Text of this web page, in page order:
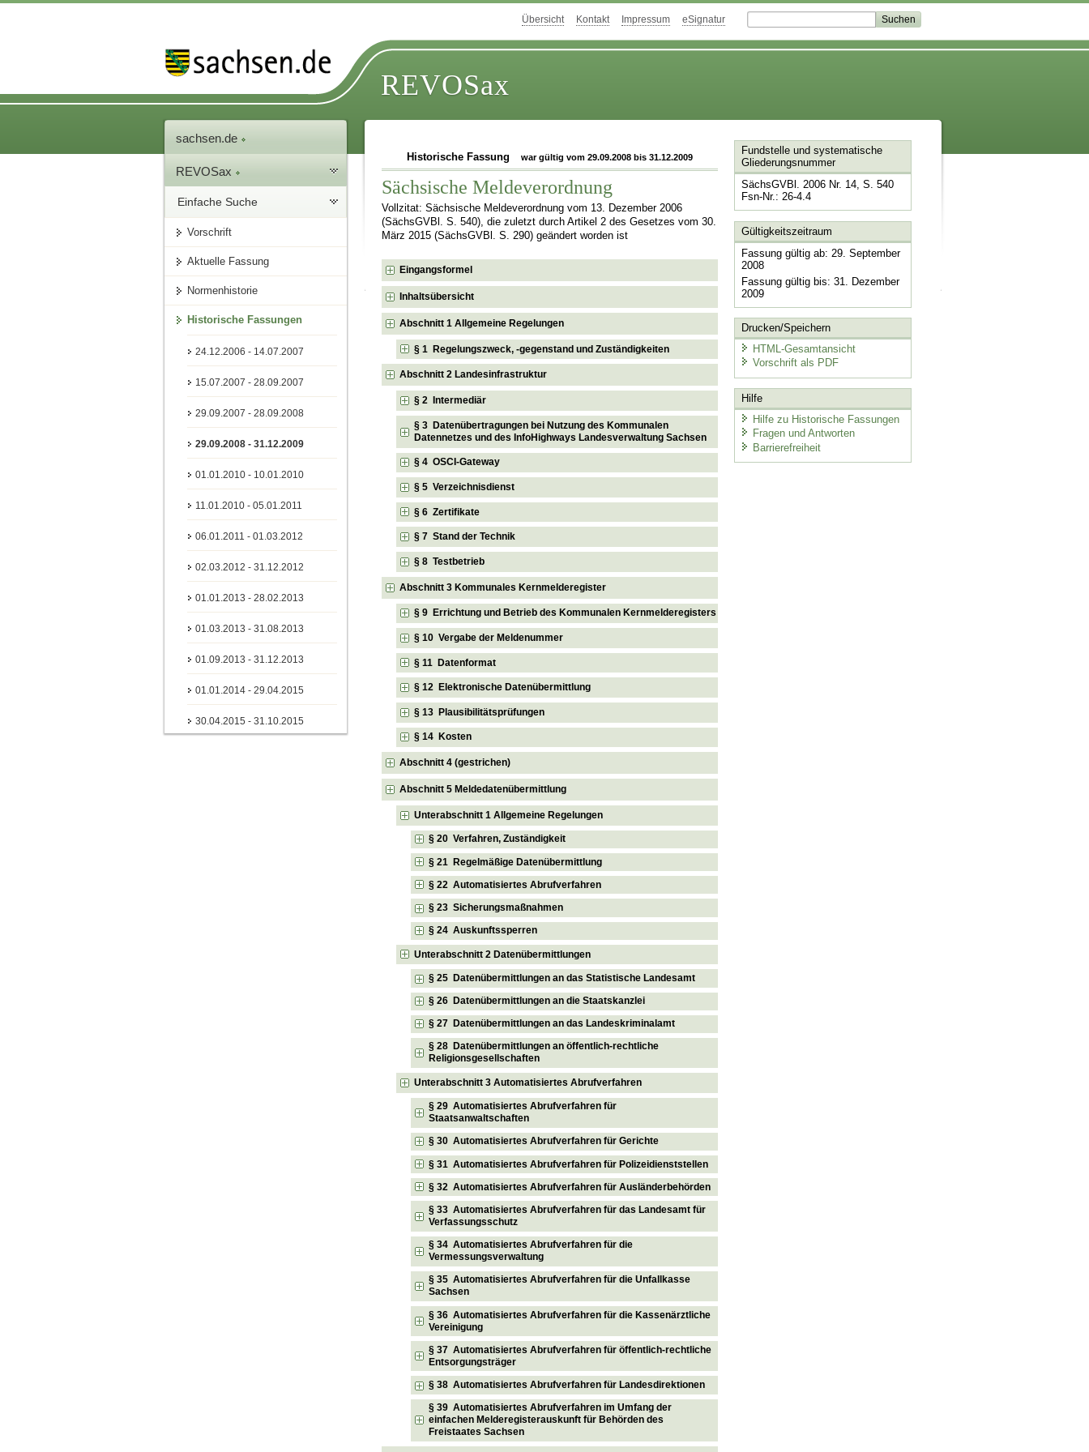
Übersicht Kontakt Impressum eSignatur
REVOSax
sachsen.de
REVOSax
Einfache Suche
Vorschrift
Aktuelle Fassung
Normenhistorie
Historische Fassungen
24.12.2006 - 14.07.2007
15.07.2007 - 28.09.2007
29.09.2007 - 28.09.2008
29.09.2008 - 31.12.2009
01.01.2010 - 10.01.2010
11.01.2010 - 05.01.2011
06.01.2011 - 01.03.2012
02.03.2012 - 31.12.2012
01.01.2013 - 28.02.2013
01.03.2013 - 31.08.2013
01.09.2013 - 31.12.2013
01.01.2014 - 29.04.2015
30.04.2015 - 31.10.2015
Historische Fassung war gültig vom 29.09.2008 bis 31.12.2009
Sächsische Meldeverordnung
Vollzitat: Sächsische Meldeverordnung vom 13. Dezember 2006
(SächsGVBl. S. 540), die zuletzt durch Artikel 2 des Gesetzes vom 30.
März 2015 (SächsGVBl. S. 290) geändert worden ist
Eingangsformel
Inhaltsübersicht
Abschnitt 1 Allgemeine Regelungen
§ 1 Regelungszweck, -gegenstand und Zuständigkeiten
Abschnitt 2 Landesinfrastruktur
§ 2 Intermediär
§ 3 Datenübertragungen bei Nutzung des Kommunalen
Datennetzes und des InfoHighways Landesverwaltung Sachsen
§ 4 OSCI-Gateway
§ 5 Verzeichnisdienst
§ 6 Zertifikate
§ 7 Stand der Technik
§ 8 Testbetrieb
Abschnitt 3 Kommunales Kernmelderegister
§ 9 Errichtung und Betrieb des Kommunalen Kernmelderegisters
§ 10 Vergabe der Meldenummer
§ 11 Datenformat
§ 12 Elektronische Datenübermittlung
§ 13 Plausibilitätsprüfungen
§ 14 Kosten
Abschnitt 4 (gestrichen)
Abschnitt 5 Meldedatenübermittlung
Unterabschnitt 1 Allgemeine Regelungen
§ 20 Verfahren, Zuständigkeit
§ 21 Regelmäßige Datenübermittlung
§ 22 Automatisiertes Abrufverfahren
§ 23 Sicherungsmaßnahmen
§ 24 Auskunftssperren
Unterabschnitt 2 Datenübermittlungen
§ 25 Datenübermittlungen an das Statistische Landesamt
§ 26 Datenübermittlungen an die Staatskanzlei
§ 27 Datenübermittlungen an das Landeskriminalamt
§ 28 Datenübermittlungen an öffentlich-rechtliche
Religionsgesellschaften
Unterabschnitt 3 Automatisiertes Abrufverfahren
§ 29 Automatisiertes Abrufverfahren für
Staatsanwaltschaften
§ 30 Automatisiertes Abrufverfahren für Gerichte
§ 31 Automatisiertes Abrufverfahren für Polizeidienststellen
§ 32 Automatisiertes Abrufverfahren für Ausländerbehörden
§ 33 Automatisiertes Abrufverfahren für das Landesamt für
Verfassungsschutz
§ 34 Automatisiertes Abrufverfahren für die
Vermessungsverwaltung
§ 35 Automatisiertes Abrufverfahren für die Unfallkasse
Sachsen
§ 36 Automatisiertes Abrufverfahren für die Kassenärztliche
Vereinigung
§ 37 Automatisiertes Abrufverfahren für öffentlich-rechtliche
Entsorgungsträger
§ 38 Automatisiertes Abrufverfahren für Landesdirektionen
§ 39 Automatisiertes Abrufverfahren im Umfang der
einfachen Melderegisterauskunft für Behörden des
Freistaates Sachsen
Fundstelle und systematische
Gliederungsnummer
SächsGVBl. 2006 Nr. 14, S. 540
Fsn-Nr.: 26-4.4
Gültigkeitszeitraum
Fassung gültig ab: 29. September
2008
Fassung gültig bis: 31. Dezember
2009
Drucken/Speichern
HTML-Gesamtansicht
Vorschrift als PDF
Hilfe
Hilfe zu Historische Fassungen
Fragen und Antworten
Barrierefreiheit